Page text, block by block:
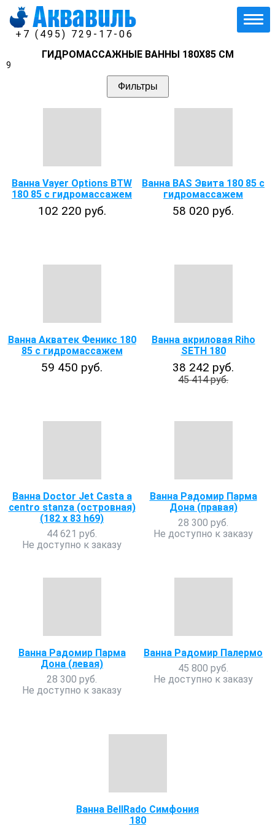
+7 (495) 729-17-06
ГИДРОМАССАЖНЫЕ ВАННЫ 180Х85 СМ
9
Фильтры
Ванна Vayer Options BTW
180 85 с гидромассажем
102 220 руб.
Ванна BAS Эвита 180 85 с
гидромассажем
58 020 руб.
Ванна Акватек Феникс 180
85 с гидромассажем
59 450 руб.
Ванна акриловая Riho
SETH 180
38 242 руб.
45 414 руб.
Ванна Doctor Jet Casta a
centro stanza (островная)
(182 х 83 h69)
44 621 руб.
Не доступно к заказу
Ванна Радомир Парма
Дона (правая)
28 300 руб.
Не доступно к заказу
Ванна Радомир Парма
Дона (левая)
28 300 руб.
Не доступно к заказу
Ванна Радомир Палермо
45 800 руб.
Не доступно к заказу
Ванна BellRado Симфония
180